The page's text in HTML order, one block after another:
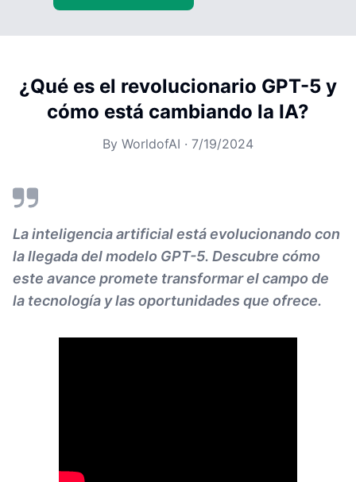
¿Qué es el revolucionario GPT-5 y
cómo está cambiando la IA?
By WorldofAI · 7/19/2024
La inteligencia artificial está evolucionando con
la llegada del modelo GPT-5. Descubre cómo
este avance promete transformar el campo de
la tecnología y las oportunidades que ofrece.